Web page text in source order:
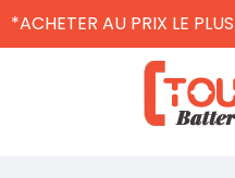
*ACHETER AU PRIX LE